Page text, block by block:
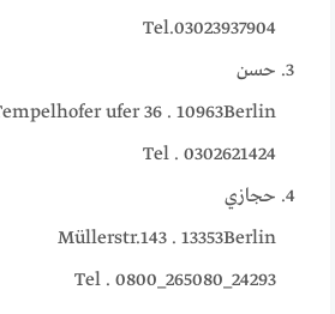
Tel.03023937904
حسن
ufer 36 . 10963Berlin
Tel . 0302621424
حجازي
Müllerstr.143 . 13353Berlin
Tel . 0800_265080_24293